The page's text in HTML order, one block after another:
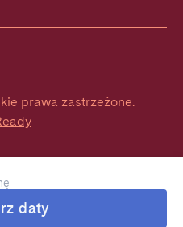
daty
prawa zastrzeżone.